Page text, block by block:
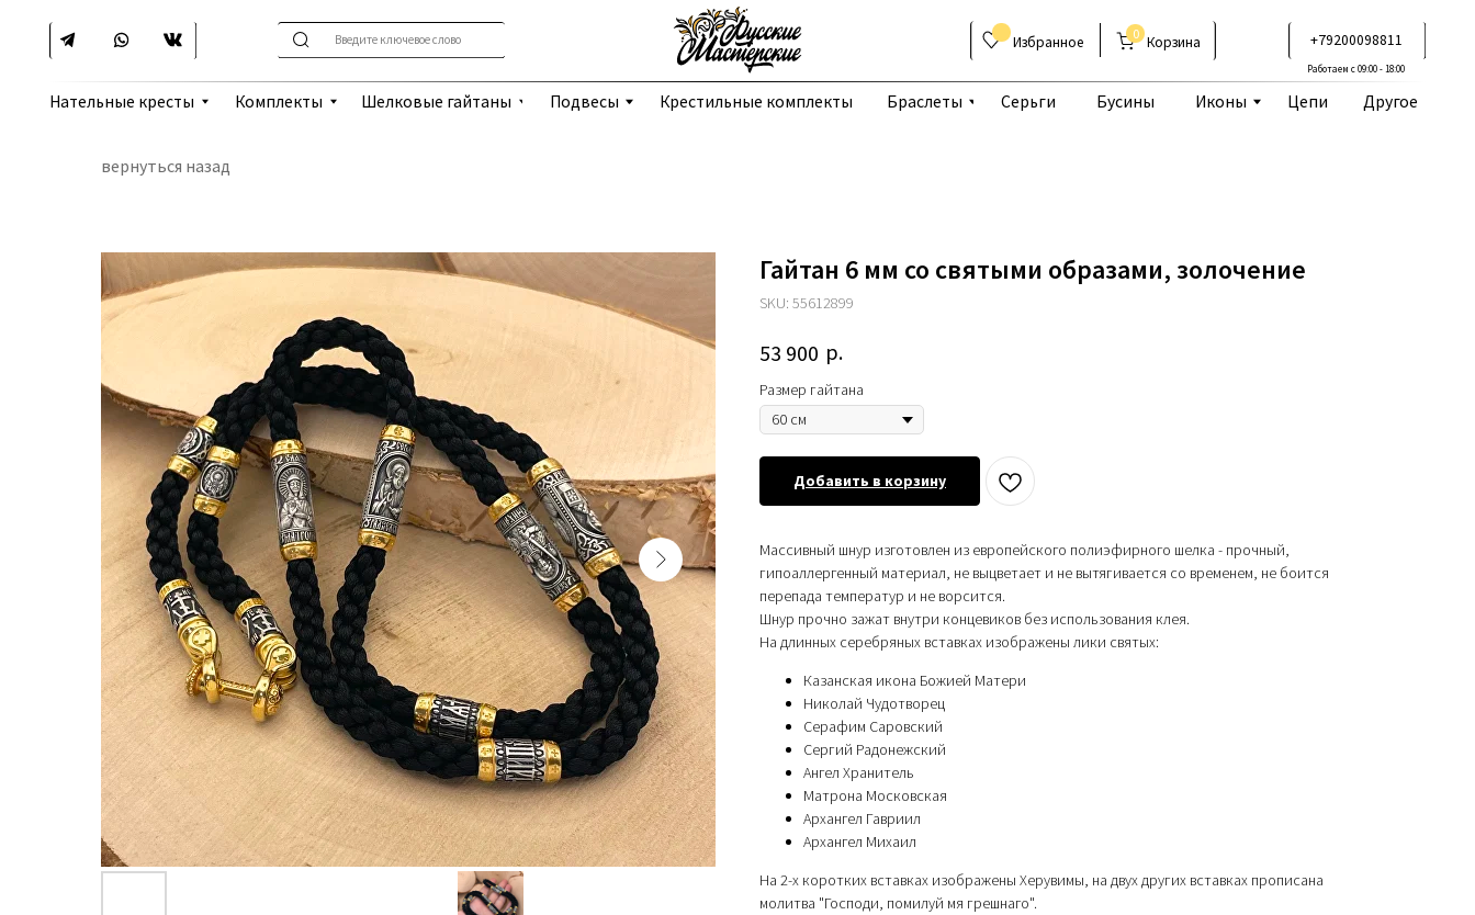
0 Корзина
Нательные кресты Комплекты Шелковые гайтаны Подвесы Крестильные комплекты Серьги Бусины Иконы
+79200098811
Введите ключевое слово
Работаем с 09:00 - 18:00
вернуться назад
Гайтан 6 мм со святыми образами, золочение
SKU: 55612899
53 900 р.
Размер гайтана
Добавить в корзину
Массивный шнур изготовлен из европейского полиэфирного шелка - прочный,
гипоаллергенный материал, не выцветает и не вытягивается со временем, не боится
перепада температур и не ворсится.
Шнур прочно зажат внутри концевиков без использования клея.
На длинных серебряных вставках изображены лики святых:
Казанская икона Божией Матери
Николай Чудотворец
Серафим Саровский
Сергий Радонежский
Ангел Хранитель
Матрона Московская
Архангел Гавриил
Архангел Михаил
На 2-х коротких вставках изображены Херувимы, на двух других вставках прописана
молитва "Господи, помилуй мя грешнаго".